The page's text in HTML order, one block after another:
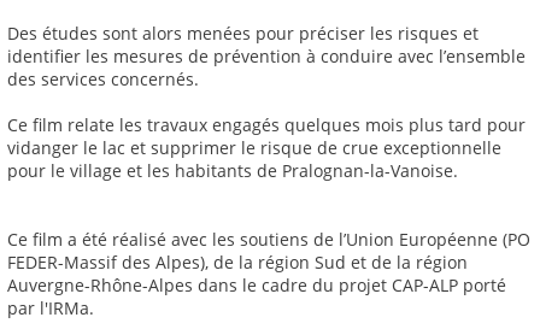
Des études sont alors menées pour préciser les risques et
identifier les mesures de prévention à conduire avec l’ensemble
des services concernés.
Ce film relate les travaux engagés quelques mois plus tard pour
vidanger le lac et supprimer le risque de crue exceptionnelle
pour le village et les habitants de Pralognan-la-Vanoise.
Ce film a été réalisé avec les soutiens de l’Union Européenne (PO
FEDER-Massif des Alpes), de la région Sud et de la région
Auvergne-Rhône-Alpes dans le cadre du projet CAP-ALP porté
par l'IRMa.